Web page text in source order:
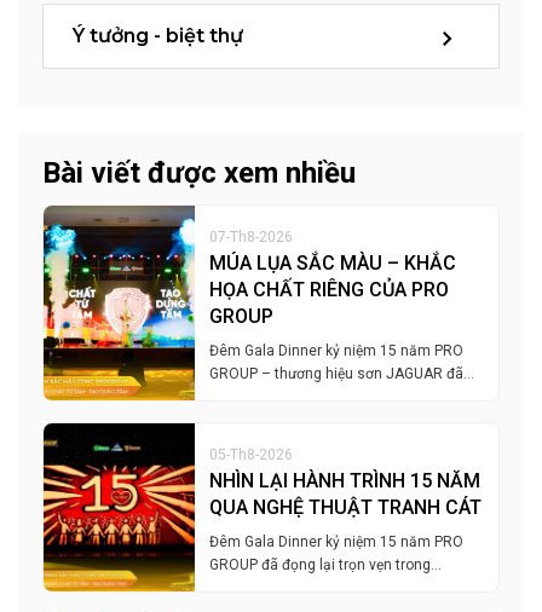
Ý tưởng - biệt thự
Bài viết được xem nhiều
07-Th8-2026
MÚA LỤA SẮC MÀU – KHẮC
HỌA CHẤT RIÊNG CỦA PRO
GROUP
Đêm Gala Dinner kỷ niệm 15 năm PRO
GROUP – thương hiệu sơn JAGUAR đã…
05-Th8-2026
NHÌN LẠI HÀNH TRÌNH 15 NĂM
QUA NGHỆ THUẬT TRANH CÁT
Đêm Gala Dinner kỷ niệm 15 năm PRO
GROUP đã đọng lại trọn vẹn trong…